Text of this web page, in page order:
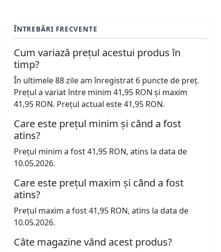
ÎNTREBĂRI FRECVENTE
Cum variază prețul acestui produs în
timp?
În ultimele 88 zile am înregistrat 6 puncte de preț.
Prețul a variat între minim 41,95 RON și maxim
41,95 RON. Prețul actual este 41,95 RON.
Care este prețul minim și când a fost
atins?
Prețul minim a fost 41,95 RON, atins la data de
10.05.2026.
Care este prețul maxim și când a fost
atins?
Prețul maxim a fost 41,95 RON, atins la data de
10.05.2026.
Câte magazine vând acest produs?